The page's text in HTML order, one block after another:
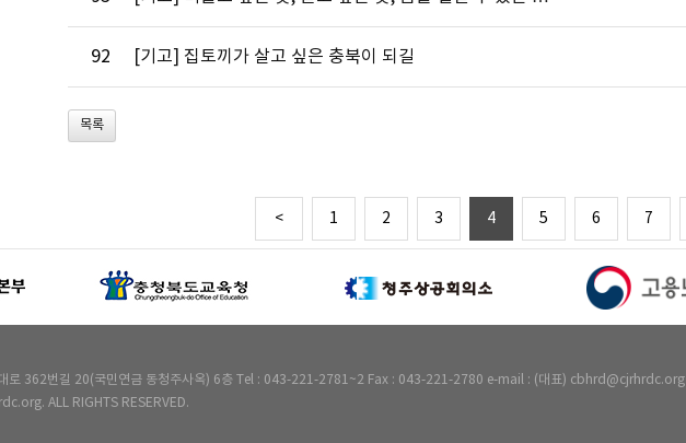
92 [기고] 집토끼가 살고 싶은 충북이 되길
목록
< 1 2 3 4 5 6 7
대로 362번길 20(국민연금 동청주사옥) 6층 Tel : 043-221-2781~2 Fax : 043-221-2780 e-mail : (대표) cbhrd@cjrhrdc.org
ALL RIGHTS RESERVED.